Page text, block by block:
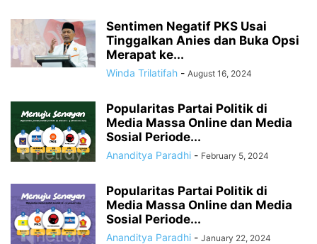
Sentimen Negatif PKS Usai
Tinggalkan Anies dan Buka Opsi
Merapat ke...
Winda Trilatifah - August 16, 2024
Popularitas Partai Politik di
Media Massa Online dan Media
Sosial Periode...
Ananditya Paradhi - February 5, 2024
Popularitas Partai Politik di
Media Massa Online dan Media
Sosial Periode...
Ananditya Paradhi - January 22, 2024